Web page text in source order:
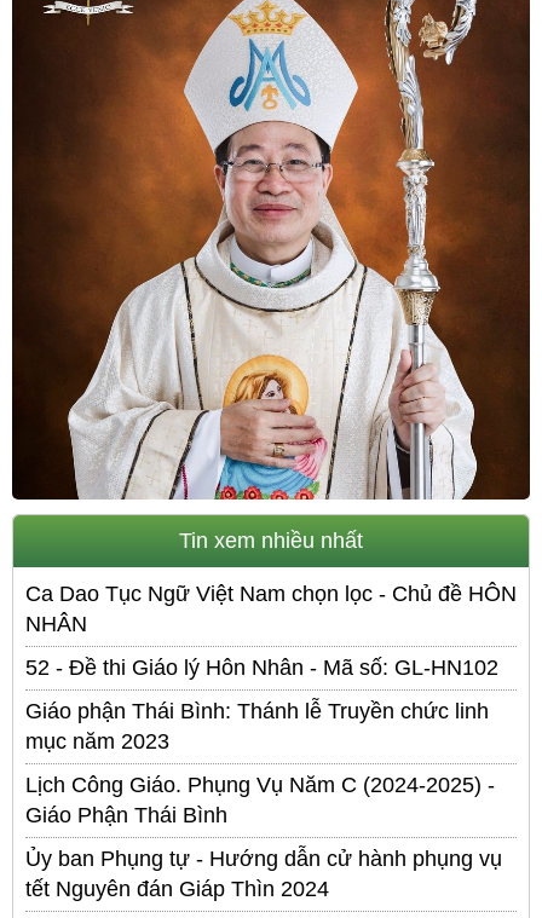
Tin xem nhiều nhất
Ca Dao Tục Ngữ Việt Nam chọn lọc - Chủ đề HÔN
NHÂN
52 - Đề thi Giáo lý Hôn Nhân - Mã số: GL-HN102
Giáo phận Thái Bình: Thánh lễ Truyền chức linh
mục năm 2023
Lịch Công Giáo. Phụng Vụ Năm C (2024-2025) -
Giáo Phận Thái Bình
Ủy ban Phụng tự - Hướng dẫn cử hành phụng vụ
tết Nguyên đán Giáp Thìn 2024